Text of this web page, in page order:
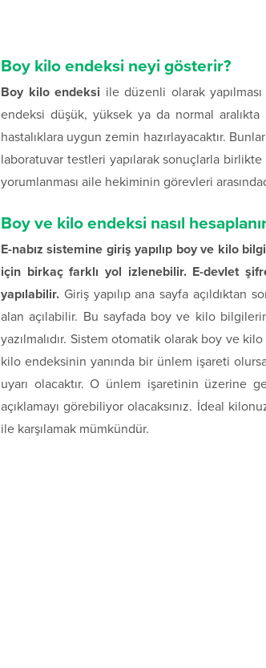
Boy kilo endeksi neyi gösterir?
Boy kilo endeksi ile düzenli olarak
endeksi düşük, yüksek ya da normal
hastalıklara uygun zemin hazırlayacaktır.
laboratuvar testleri yapılarak sonuçlarla
yorumlanması aile hekiminin görevleri
Boy ve kilo endeksi nasıl
E-nabız sistemine giriş yapılıp boy ve kilo
için birkaç farklı yol izlenebilir. E-devlet
yapılabilir. Giriş yapılıp ana sayfa açıldıktan
alan açılabilir. Bu sayfada boy ve kilo
yazılmalıdır. Sistem otomatik olarak boy ve
kilo endeksinin yanında bir ünlem işareti
uyarı olacaktır. O ünlem işaretinin üzerine
açıklamayı görebiliyor olacaksınız. İdeal
ile karşılamak mümkündür.